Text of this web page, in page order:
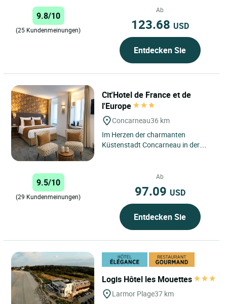
Stadt der Maler,...
9.8/10
(25 Kundenmeinungen)
Ab
123.68 USD
Entdecken Sie
Cit'Hotel de France et de
l'Europe
Concarneau36 km
Im Herzen der charmanten
Küstenstadt Concarneau in der
9.5/10
(29 Kundenmeinungen)
Ab
97.09 USD
Entdecken Sie
Logis Hôtel les Mouettes
Larmor Plage37 km